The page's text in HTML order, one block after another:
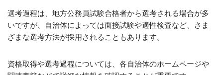
選考過程は、地方公務員試験合格者から選考される場合が多
いですが、自治体によっては面接試験や適性検査など、さま
ざまな選考方法が採用されることもあります。
資格取得や選考過程については、各自治体のホームページや